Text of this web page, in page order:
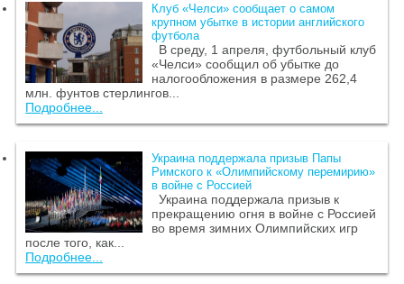
Клуб «Челси» сообщает о самом
крупном убытке в истории английского
футбола
В среду, 1 апреля, футбольный клуб
«Челси» сообщил об убытке до
налогообложения в размере 262,4
млн. фунтов стерлингов...
Подробнее...
Украина поддержала призыв Папы
Римского к «Олимпийскому перемирию»
в войне с Россией
Украина поддержала призыв к
прекращению огня в войне с Россией
во время зимних Олимпийских игр
после того, как...
Подробнее...